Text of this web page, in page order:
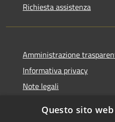
Richiesta assistenza
Amministrazione
Informativa privacy
Note legali
Questo sito